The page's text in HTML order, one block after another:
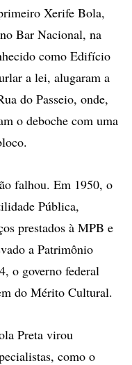
Xerife Bola,
Bar Nacional, na
como Edifício
a lei, alugaram a
do Passeio, onde,
o deboche com uma
falhou. Em 1950, o
Pública,
prestados à MPB e
a Patrimônio
o governo federal
do Mérito Cultural.
Preta virou
como o